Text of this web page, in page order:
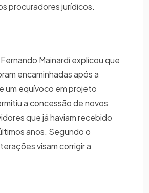
procuradores jurídicos.
Mainardi explicou que
encaminhadas após a
um equívoco em projeto
a concessão de novos
que já haviam recebido
anos. Segundo o
visam corrigir a